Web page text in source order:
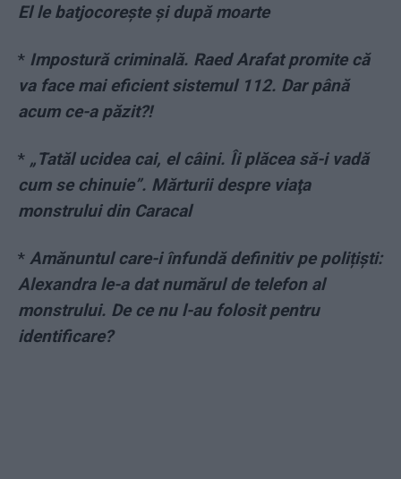
El le batjocorește și după moarte
* Impostură criminală. Raed Arafat promite că
va face mai eficient sistemul 112. Dar până
acum ce-a păzit?!
* „Tatăl ucidea cai, el câini. Îi plăcea să-i vadă
cum se chinuie”. Mărturii despre viaţa
monstrului din Caracal
* Amănuntul care-i înfundă definitiv pe polițiști:
Alexandra le-a dat numărul de telefon al
monstrului. De ce nu l-au folosit pentru
identificare?